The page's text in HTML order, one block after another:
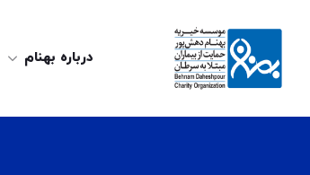
درباره بهنام